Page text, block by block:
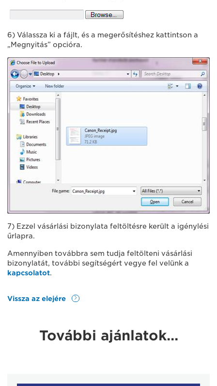
6) Válassza ki a fájlt, és a megerősítéshez kattintson a
„Megnyitás” opcióra.
7) Ezzel vásárlási bizonylata feltöltésre került a igénylési
űrlapra.
Amennyiben továbbra sem tudja feltölteni vásárlási
bizonylatát, további segítségért vegye fel velünk a
kapcsolatot.
Vissza az elejére
További ajánlatok…